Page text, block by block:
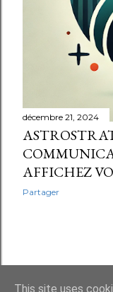
décembre 21, 2024
AFFICHEZ
Partager
This site uses